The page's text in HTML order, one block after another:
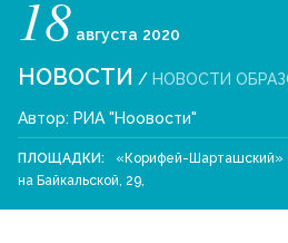
18 августа 2020
НОВОСТИ / НОВОСТИ
Автор: РИА "Ноовости"
ПЛОЩАДКИ: «Корифей-Шарташский»
на Байкальской, 29,